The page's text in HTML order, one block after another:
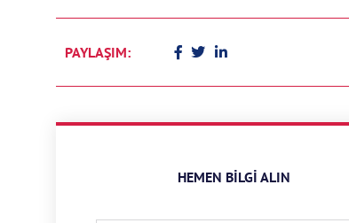
PAYLAŞIM:
HEMEN BILGI ALIN